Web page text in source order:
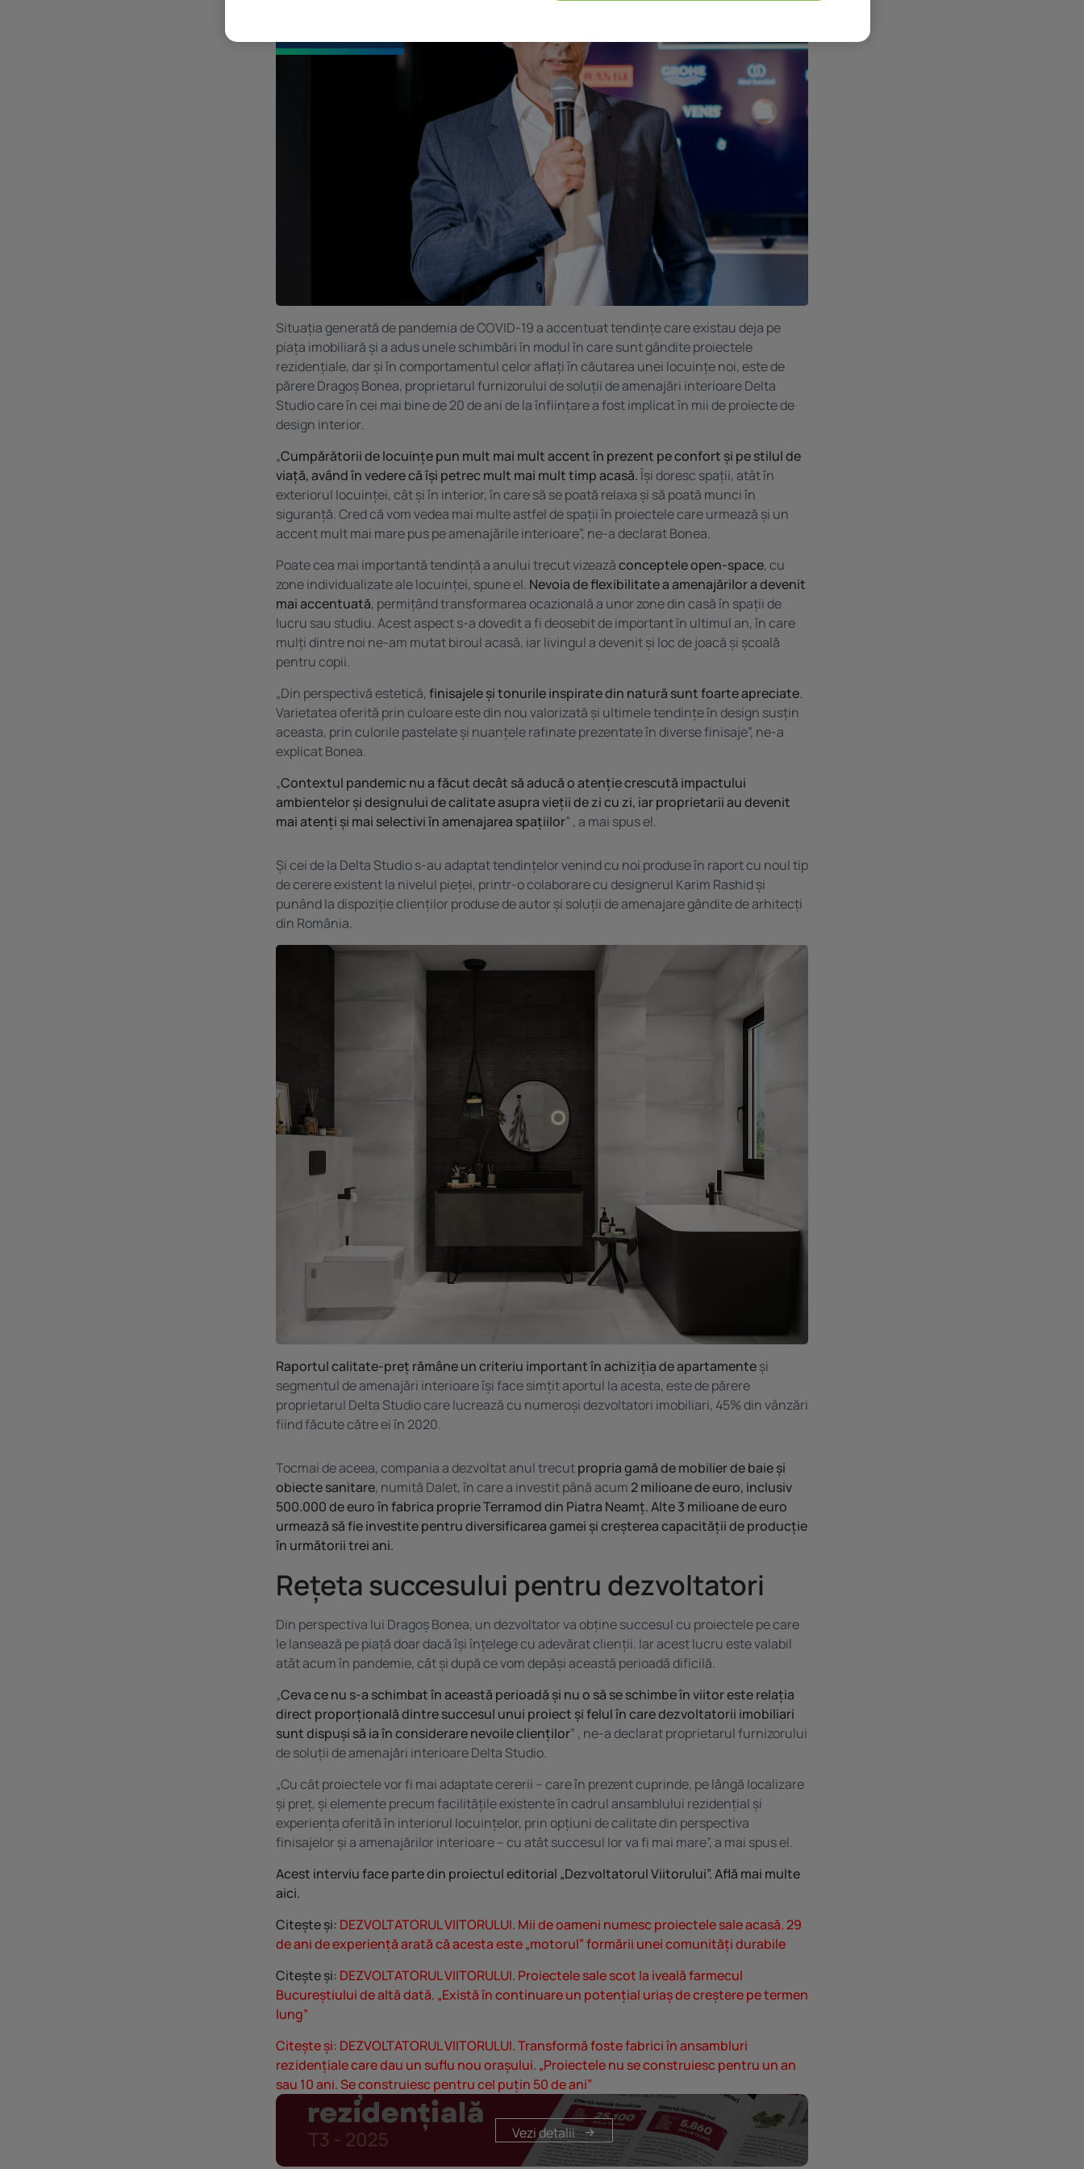
Situația generată de pandemia de COVID-19 a accentuat tendințe care existau deja pe
piața imobiliară și a adus unele schimbări în modul în care sunt gândite proiectele
rezidențiale, dar și în comportamentul celor aflați în căutarea unei locuințe noi, este de
părere Dragoș Bonea, proprietarul furnizorului de soluții de amenajări interioare Delta
Studio care în cei mai bine de 20 de ani de la înființare a fost implicat în mii de proiecte de
design interior.
„Cumpărătorii de locuințe pun mult mai mult accent în prezent pe confort și pe stilul de
viață, având în vedere că își petrec mult mai mult timp acasă.Își doresc spații, atât în
exteriorul locuinței, cât și în interior, în care să se poată relaxa și să poată munci în
siguranță. Cred că vom vedea mai multe astfel de spații în proiectele care urmează și un
accent mult mai mare pus pe amenajările interioare”, ne-a declarat Bonea.
Poate cea mai importantă tendință a anului trecut vizeazăconceptele open-space, cu
zone individualizate ale locuinței, spune el. Nevoia de flexibilitate a amenajărilor a devenit
mai accentuată, permițând transformarea ocazională a unor zone din casă în spații de
lucru sau studiu. Acest aspect s-a dovedit a fi deosebit de important în ultimul an, în care
mulți dintre noi ne-am mutat biroul acasă, iar livingul a devenit și loc de joacă și școală
pentru copii.
„Din perspectivă estetică,finisajele și tonurile inspirate din natură sunt foarte apreciate.
Varietatea oferită prin culoare este din nou valorizată și ultimele tendințe în design susțin
aceasta, prin culorile pastelate și nuanțele rafinate prezentate în diverse finisaje”, ne-a
explicat Bonea.
„Contextul pandemic nu a făcut decât să aducă o atenție crescută impactului
ambientelor și designului de calitate asupra vieții de zi cu zi, iar proprietarii au devenit
mai atenți și mai selectivi în amenajarea spațiilor” , a mai spus el.
Și cei de la Delta Studio s-au adaptat tendințelor venind cu noi produse în raport cu noul tip
de cerere existent la nivelul pieței, printr-o colaborare cu designerul Karim Rashid și
punând la dispoziție clienților produse de autor și soluții de amenajare gândite de arhitecți
din România.
Raportul calitate-preț rămâne un criteriu important în achiziția de apartamenteși
segmentul de amenajări interioare își face simțit aportul la acesta, este de părere
proprietarul Delta Studio care lucrează cu numeroși dezvoltatori imobiliari, 45% din vânzări
fiind făcute către ei în 2020.
Tocmai de aceea, compania a dezvoltat anul trecutpropria gamă de mobilier de baie și
obiecte sanitare, numită Dalet, în care a investit până acum 2 milioane de euro, inclusiv
500.000 de euro în fabrica proprie Terramod din Piatra Neamț. Alte 3 milioane de euro
urmează să fie investite pentru diversificarea gamei și creșterea capacității de producție
în următorii trei ani.
Rețeta succesului pentru dezvoltatori
Din perspectiva lui Dragoș Bonea, un dezvoltator va obține succesul cu proiectele pe care
le lansează pe piață doar dacă își înțelege cu adevărat clienții. Iar acest lucru este valabil
atât acum în pandemie, cât și după ce vom depăși această perioadă dificilă.
„Ceva ce nu s-a schimbat în această perioadă și nu o să se schimbe în viitor este relația
direct proporțională dintre succesul unui proiect și felul în care dezvoltatorii imobiliari
sunt dispuși să ia în considerare nevoile clienților” , ne-a declarat proprietarul furnizorului
de soluții de amenajări interioare Delta Studio.
„Cu cât proiectele vor fi mai adaptate cererii – care în prezent cuprinde, pe lângă localizare
și preț, și elemente precum facilitățile existente în cadrul ansamblului rezidențial și
experiența oferită în interiorul locuințelor, prin opțiuni de calitate din perspectiva
finisajelor și a amenajărilor interioare – cu atât succesul lor va fi mai mare”, a mai spus el.
Acest interviu face parte din proiectul editorial „Dezvoltatorul Viitorului”.Află mai multe
aici.
Citește și: DEZVOLTATORUL VIITORULUI. Mii de oameni numesc proiectele sale acasă. 29
de ani de experiență arată că acesta este „motorul” formării unei comunități durabile
Citește și: DEZVOLTATORUL VIITORULUI. Proiectele sale scot la iveală farmecul
Bucureștiului de altă dată. „Există în continuare un potențial uriaș de creștere pe termen
lung”
Citește și: DEZVOLTATORUL VIITORULUI. Transformă foste fabrici în ansambluri
rezidențiale care dau un suflu nou orașului. „Proiectele nu se construiesc pentru un an
sau 10 ani. Se construiesc pentru cel puțin 50 de ani”
Vezi detalii